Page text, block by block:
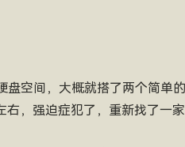
盘空间，大概就搭了两个简单
，强迫症犯了，重新找了一